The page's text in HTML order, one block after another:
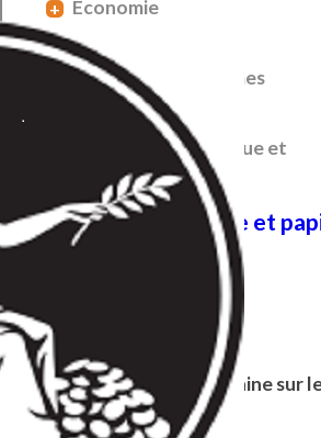
+ Economie
+ Finance
La chasse aux Dogmes
Le temps des crises
Transition écologique et
énergétique
Bibliothèque et
référence
Les plus lus
Que se passe-t-il en Chine sur
de la décarbonation ?
07/10/2025